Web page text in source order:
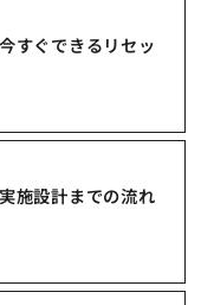
すぐできるリセッ
施設計までの流れ